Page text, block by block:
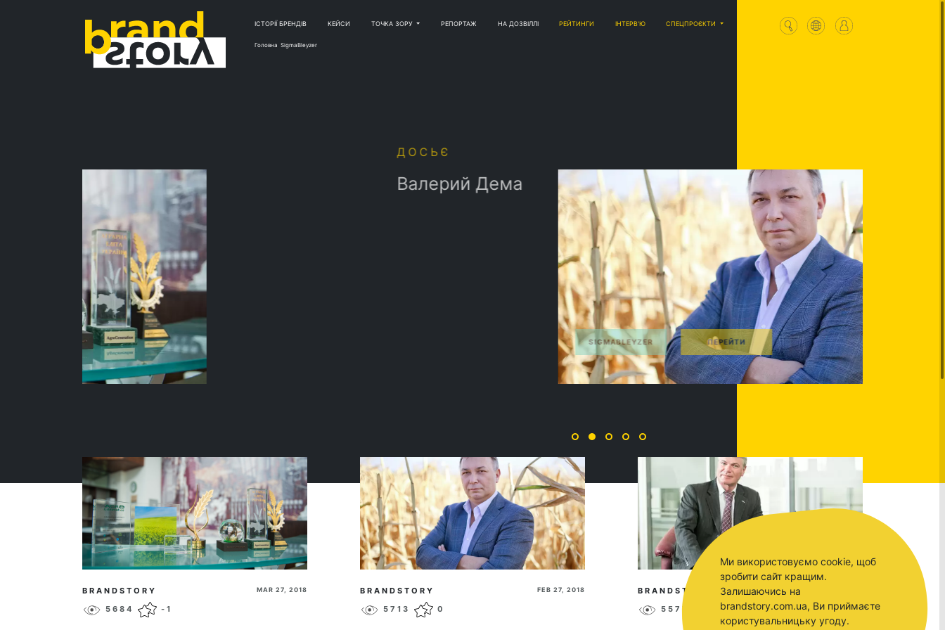
ІСТОРІЇ БРЕНДІВ КЕЙСИ ТОЧКА ЗОРУ РЕПОРТАЖ НА ДОЗВІЛЛІ РЕЙТИНГИ ІНТЕРВ'Ю СПЕЦПРОЄКТИ
Головна SigmaBleyzer
BRANDSTORY MAR 27, 2018
5684 -1
BRANDSTORY FEB 27, 2018
5713 0
BRANDSTORY
5577 0
Ми використовуємо cookie, щоб
зробити сайт кращим.
Залишаючись на
brandstory.com.ua, Ви приймаєте
користувальницьку угоду.